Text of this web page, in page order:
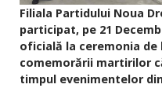
Filiala Partidului Noua
participat, pe 21
oficială la ceremonia de
comemorării martirilor
timpul evenimentelor